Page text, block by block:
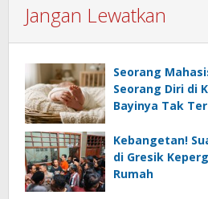
Jangan Lewatkan
Seorang
Seorang Diri di
Bayinya Tak
Kebangetan!
di Gresik
Rumah